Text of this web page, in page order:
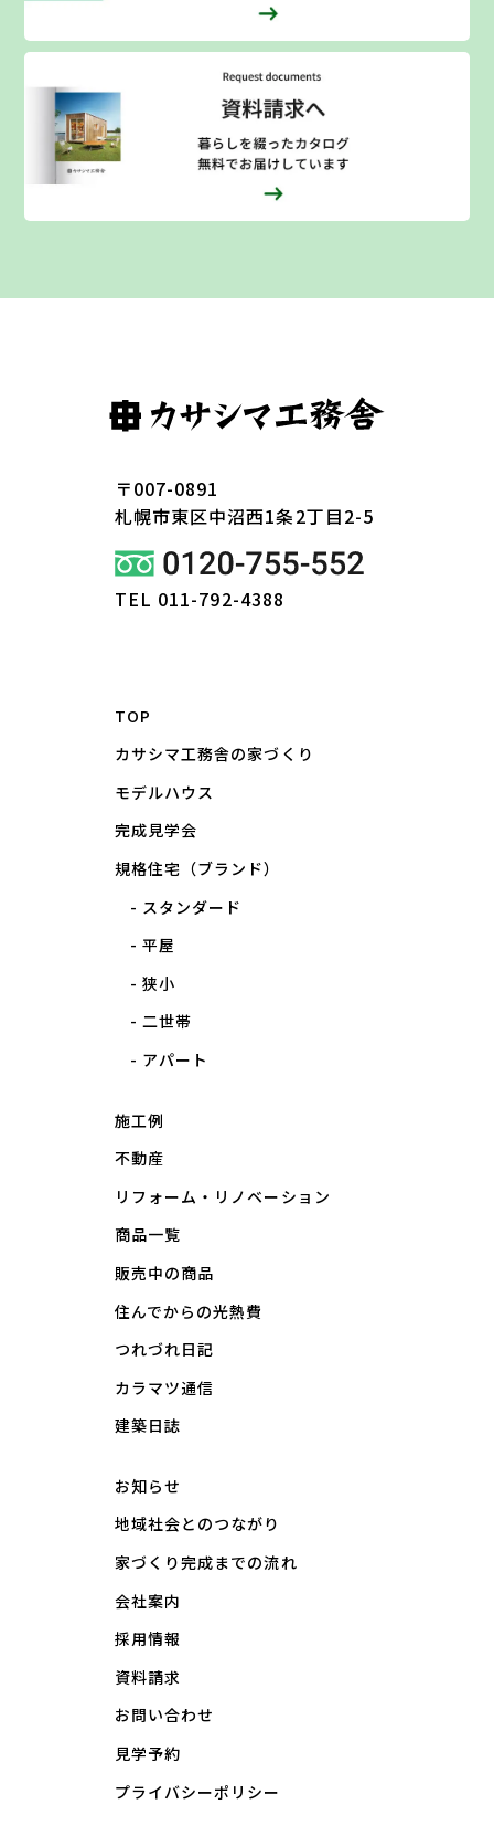
〒007-0891
札幌市東区中沼西1条2丁目2-5
TEL 011-792-4388
TOP
カサシマ工務舎の家づくり
モデルハウス
完成見学会
規格住宅（ブランド）
スタンダード
平屋
狭小
二世帯
アパート
施工例
不動産
リフォーム・リノベーション
商品一覧
販売中の商品
住んでからの光熱費
つれづれ日記
カラマツ通信
建築日誌
お知らせ
地域社会とのつながり
家づくり完成までの流れ
会社案内
採用情報
資料請求
お問い合わせ
見学予約
プライバシーポリシー